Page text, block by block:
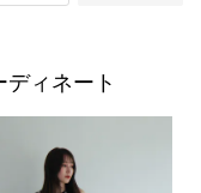
ィネート